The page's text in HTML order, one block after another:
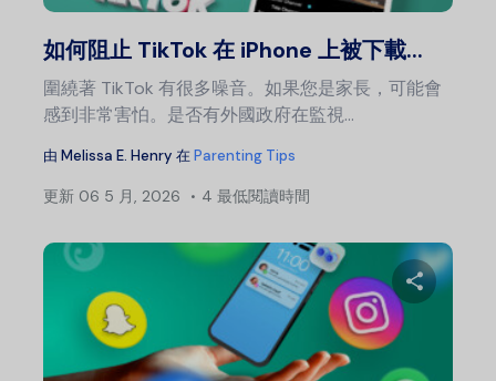
如何阻止 TikTok 在 iPhone 上被下載...
圍繞著 TikTok 有很多噪音。如果您是家長，可能會
感到非常害怕。是否有外國政府在監視...
由 Melissa E. Henry 在Parenting Tips
更新 06 5 月, 2026 4 最低閱讀時間